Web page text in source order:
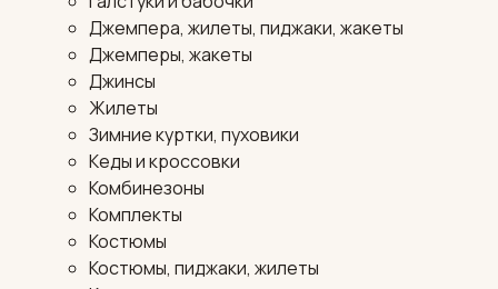
Джемпера, жилеты, пиджаки, жакеты
Джемперы, жакеты
Джинсы
Жилеты
Зимние куртки, пуховики
Кеды и кроссовки
Комбинезоны
Комплекты
Костюмы
Костюмы, пиджаки, жилеты